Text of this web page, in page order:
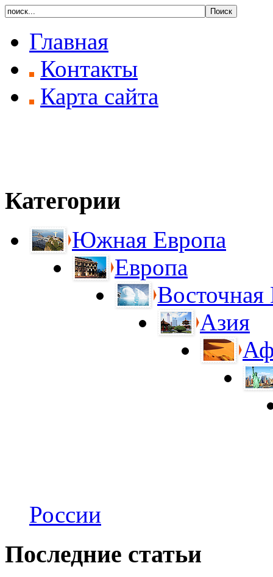
Главная
Контакты
Карта сайта
Категории
Южная Европа
Европа
Восточная
Азия
России
Последние статьи